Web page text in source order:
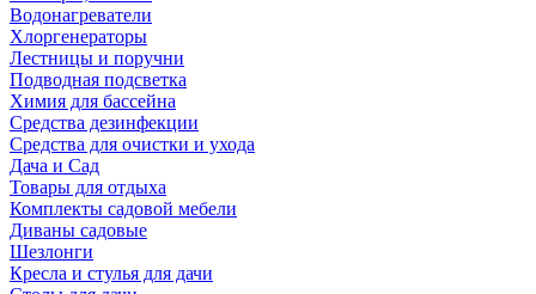
Водонагреватели
Хлоргенераторы
Лестницы и поручни
Подводная подсветка
Химия для бассейна
Средства дезинфекции
Средства для очистки и ухода
Дача и Сад
Товары для отдыха
Комплекты садовой мебели
Диваны садовые
Шезлонги
Кресла и стулья для дачи